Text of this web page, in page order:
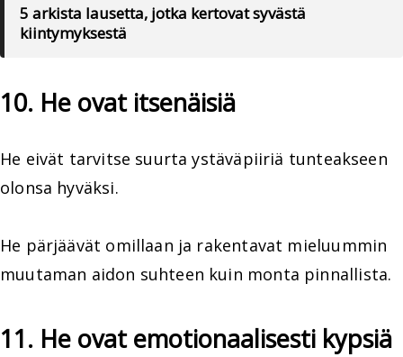
5 arkista lausetta, jotka kertovat syvästä
kiintymyksestä
10. He ovat itsenäisiä
He eivät tarvitse suurta ystäväpiiriä tunteakseen
olonsa hyväksi.
He pärjäävät omillaan ja rakentavat mieluummin
muutaman aidon suhteen kuin monta pinnallista.
11. He ovat emotionaalisesti kypsiä